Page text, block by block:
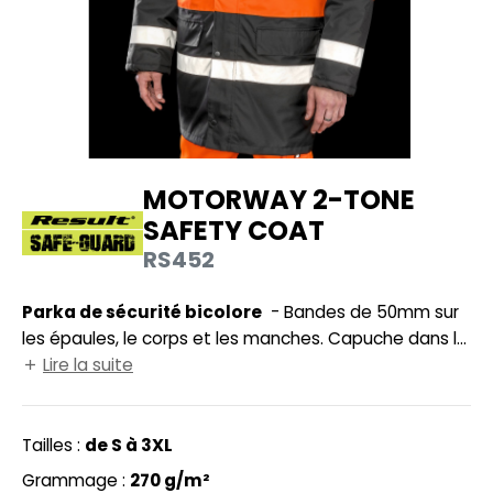
VISIBILITE
MODULABLES
YOUR BRAND
SI ON L'APPELAIT FRANCIS
BY PROMODORO
HALES
MOTORWAY 2-TONE
SAFETY COAT
RS452
Parka de sécurité bicolore
les épaules, le corps et les manches. Capuche dans le
col avec cordon de serrage. Certifié : EN ISO 20471
vent. Fermeture zippée 2-directions hautement
résistante à l’avant. Deux grandes poches latérales
Lire la suite
Tailles : de S à 3XL
Grammage : 270 g/m²